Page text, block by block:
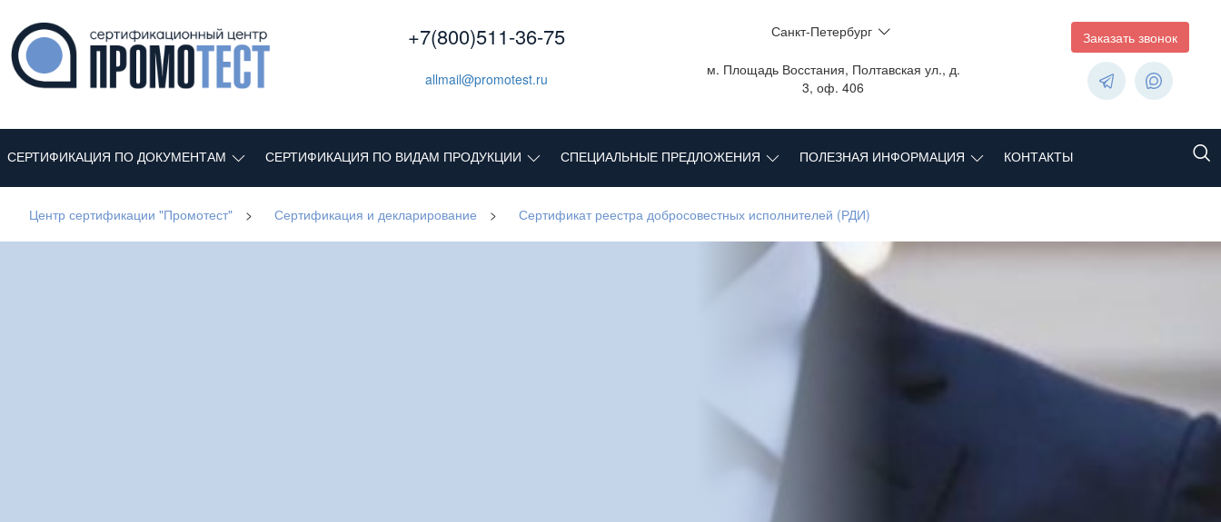
+7(800)511-36-75
allmail@promotest.ru
Санкт-Петербург
м. Площадь Восстания, Полтавская ул., д.
3, оф. 406
Заказать звонок
СЕРТИФИКАЦИЯ ПО ДОКУМЕНТАМ СЕРТИФИКАЦИЯ ПО ВИДАМ ПРОДУКЦИИ СПЕЦИАЛЬНЫЕ ПРЕДЛОЖЕНИЯ ПОЛЕЗНАЯ ИНФОРМАЦИЯ КОНТАКТЫ
Центр сертификации "Промотест" > Сертификация и декларирование > Сертификат реестра добросовестных исполнителей (РДИ)